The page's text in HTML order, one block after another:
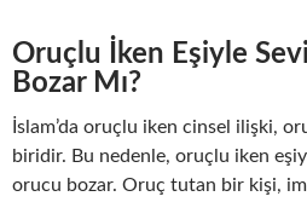
Oruçlu İken Eşiyle
Bozar Mı?
İslam’da oruçlu iken cinsel ilişki,
biridir. Bu nedenle, oruçlu iken
orucu bozar. Oruç tutan bir kişi,